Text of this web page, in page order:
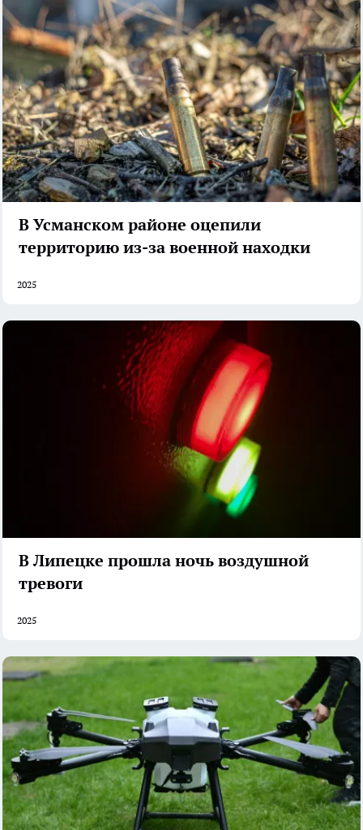
В Усманском районе оцепили
территорию из-за военной находки
2025
В Липецке прошла ночь воздушной
тревоги
2025